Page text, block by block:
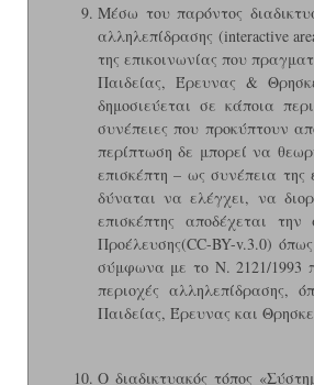
Μέσω του παρόντος
αλληλεπίδρασης (interactive
της επικοινωνίας που
Παιδείας, Έρευνας &
δημοσιεύεται σε κάποια
συνέπειες που προκύπτουν
περίπτωση δε μπορεί να
επισκέπτη – ως συνέπεια
δύναται να ελέγχει, να
επισκέπτης αποδέχεται
Προέλευσης(CC-BY-v.3.0)
σύμφωνα με το Ν. 2121/1993
περιοχές
Παιδείας, Έρευνας και
Ο διαδικτυακός τόπος